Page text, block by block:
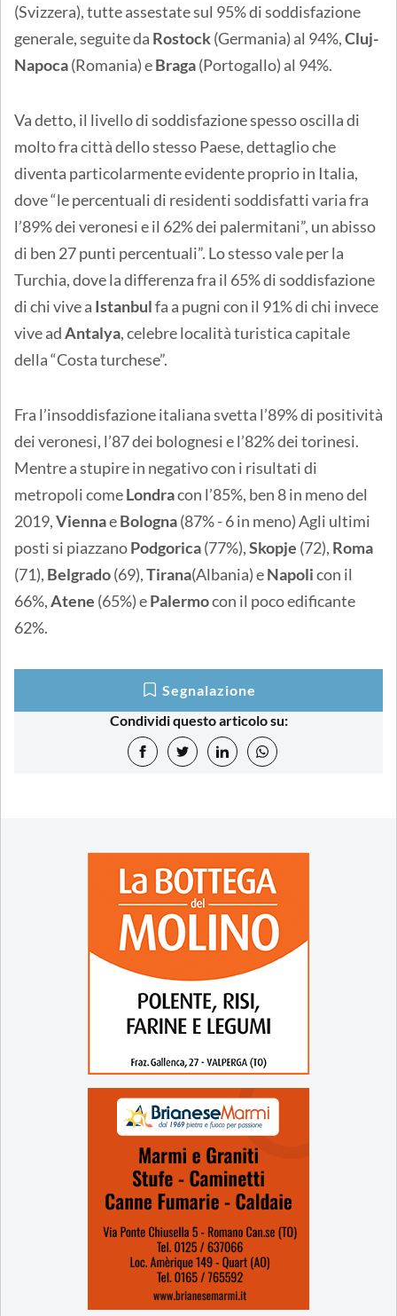
(Svizzera), tutte assestate sul 95% di soddisfazione
generale, seguite da Rostock(Germania) al 94%,Cluj-
Napoca(Romania) eBraga(Portogallo) al 94%.
Va detto, il livello di soddisfazione spesso oscilla di
molto fra città dello stesso Paese, dettaglio che
diventa particolarmente evidente proprio in Italia,
dove “le percentuali di residenti soddisfatti varia fra
l’89% dei veronesi e il 62% dei palermitani”, un abisso
di ben 27 punti percentuali”. Lo stesso vale per la
Turchia, dove la differenza fra il 65% di soddisfazione
di chi vive a Istanbulfa a pugni con il 91% di chi invece
vive adAntalya, celebre località turistica capitale
della “Costa turchese”.
Fra l’insoddisfazione italiana svetta l’89% di positività
dei veronesi, l’87 dei bolognesi e l’82% dei torinesi.
Mentre a stupire in negativo con i risultati di
metropoli comeLondracon l’85%, ben 8 in meno del
2019,ViennaeBologna(87% - 6 in meno) Agli ultimi
posti si piazzanoPodgorica(77%),Skopje (72), Roma
(71), Belgrado(69),Tirana(Albania) eNapolicon il
66%,Atene (65%) ePalermocon il poco edificante
62%.
Segnalazione
Condividi questo articolo su: